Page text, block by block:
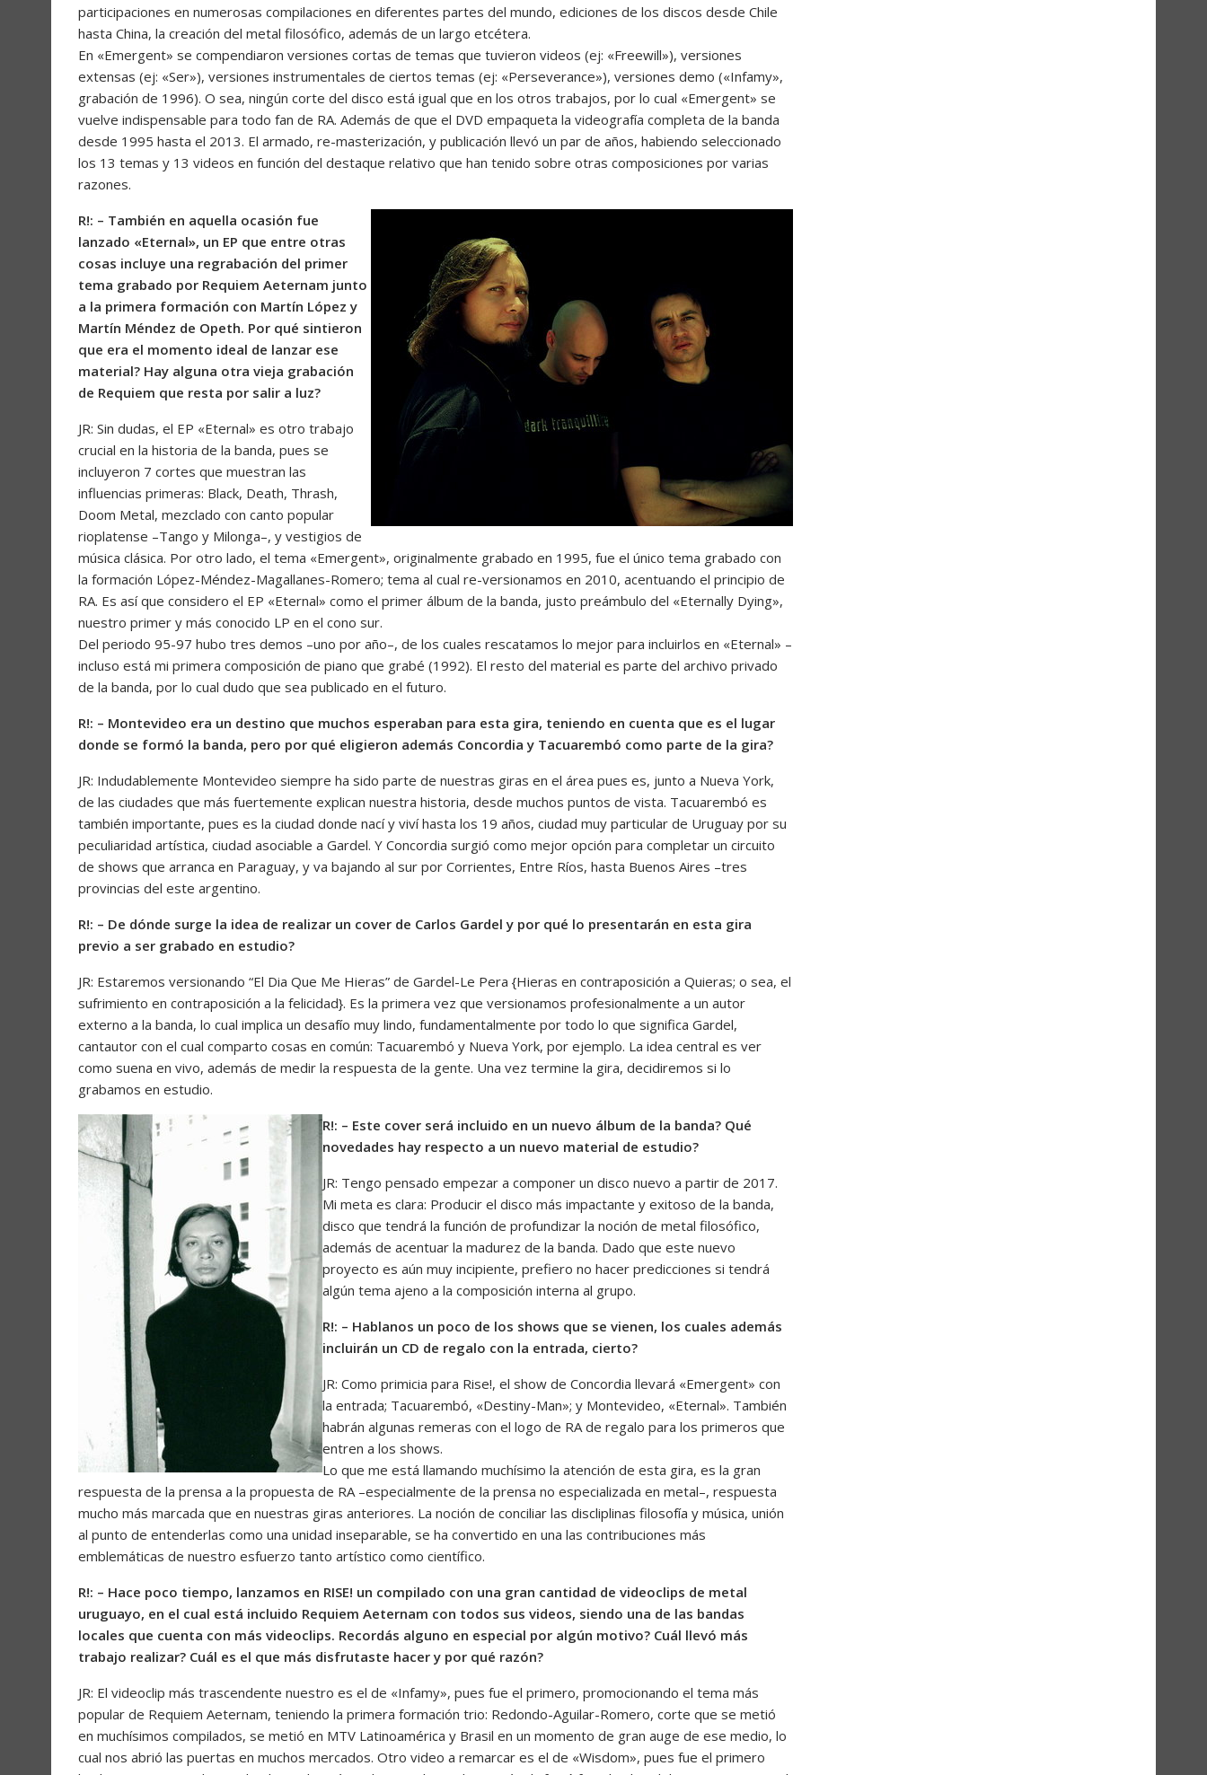
participaciones en numerosas compilaciones en diferentes partes del mundo, ediciones de los discos desde Chile
hasta China, la creación del metal filosófico, además de un largo etcétera.
En «Emergent» se compendiaron versiones cortas de temas que tuvieron videos (ej: «Freewill»), versiones
extensas (ej: «Ser»), versiones instrumentales de ciertos temas (ej: «Perseverance»), versiones demo («Infamy»,
grabación de 1996). O sea, ningún corte del disco está igual que en los otros trabajos, por lo cual «Emergent» se
vuelve indispensable para todo fan de RA. Además de que el DVD empaqueta la videografía completa de la banda
desde 1995 hasta el 2013. El armado, re-masterización, y publicación llevó un par de años, habiendo seleccionado
los 13 temas y 13 videos en función del destaque relativo que han tenido sobre otras composiciones por varias
razones.
R!: – También en aquella ocasión fue
lanzado «Eternal», un EP que entre otras
cosas incluye una regrabación del primer
tema grabado por Requiem Aeternam junto
a la primera formación con Martín López y
Martín Méndez de Opeth. Por qué sintieron
que era el momento ideal de lanzar ese
material? Hay alguna otra vieja grabación
de Requiem que resta por salir a luz?
JR: Sin dudas, el EP «Eternal» es otro trabajo
crucial en la historia de la banda, pues se
incluyeron 7 cortes que muestran las
influencias primeras: Black, Death, Thrash,
Doom Metal, mezclado con canto popular
rioplatense –Tango y Milonga–, y vestigios de
música clásica. Por otro lado, el tema «Emergent», originalmente grabado en 1995, fue el único tema grabado con
la formación López-Méndez-Magallanes-Romero; tema al cual re-versionamos en 2010, acentuando el principio de
RA. Es así que considero el EP «Eternal» como el primer álbum de la banda, justo preámbulo del «Eternally Dying»,
nuestro primer y más conocido LP en el cono sur.
Del periodo 95-97 hubo tres demos –uno por año–, de los cuales rescatamos lo mejor para incluirlos en «Eternal» –
incluso está mi primera composición de piano que grabé (1992). El resto del material es parte del archivo privado
de la banda, por lo cual dudo que sea publicado en el futuro.
R!: – Montevideo era un destino que muchos esperaban para esta gira, teniendo en cuenta que es el lugar
donde se formó la banda, pero por qué eligieron además Concordia y Tacuarembó como parte de la gira?
JR: Indudablemente Montevideo siempre ha sido parte de nuestras giras en el área pues es, junto a Nueva York,
de las ciudades que más fuertemente explican nuestra historia, desde muchos puntos de vista. Tacuarembó es
también importante, pues es la ciudad donde nací y viví hasta los 19 años, ciudad muy particular de Uruguay por su
peculiaridad artística, ciudad asociable a Gardel. Y Concordia surgió como mejor opción para completar un circuito
de shows que arranca en Paraguay, y va bajando al sur por Corrientes, Entre Ríos, hasta Buenos Aires –tres
provincias del este argentino.
R!: – De dónde surge la idea de realizar un cover de Carlos Gardel y por qué lo presentarán en esta gira
previo a ser grabado en estudio?
JR: Estaremos versionando “El Dia Que Me Hieras” de Gardel-Le Pera {Hieras en contraposición a Quieras; o sea, el
sufrimiento en contraposición a la felicidad}. Es la primera vez que versionamos profesionalmente a un autor
externo a la banda, lo cual implica un desafío muy lindo, fundamentalmente por todo lo que significa Gardel,
cantautor con el cual comparto cosas en común: Tacuarembó y Nueva York, por ejemplo. La idea central es ver
como suena en vivo, además de medir la respuesta de la gente. Una vez termine la gira, decidiremos si lo
grabamos en estudio.
R!: – Este cover será incluido en un nuevo álbum de la banda? Qué
novedades hay respecto a un nuevo material de estudio?
JR: Tengo pensado empezar a componer un disco nuevo a partir de 2017.
Mi meta es clara: Producir el disco más impactante y exitoso de la banda,
disco que tendrá la función de profundizar la noción de metal filosófico,
además de acentuar la madurez de la banda. Dado que este nuevo
proyecto es aún muy incipiente, prefiero no hacer predicciones si tendrá
algún tema ajeno a la composición interna al grupo.
R!: – Hablanos un poco de los shows que se vienen, los cuales además
incluirán un CD de regalo con la entrada, cierto?
JR: Como primicia para Rise!, el show de Concordia llevará «Emergent» con
la entrada; Tacuarembó, «Destiny-Man»; y Montevideo, «Eternal». También
habrán algunas remeras con el logo de RA de regalo para los primeros que
entren a los shows.
Lo que me está llamando muchísimo la atención de esta gira, es la gran
respuesta de la prensa a la propuesta de RA –especialmente de la prensa no especializada en metal–, respuesta
mucho más marcada que en nuestras giras anteriores. La noción de conciliar las discliplinas filosofía y música, unión
al punto de entenderlas como una unidad inseparable, se ha convertido en una las contribuciones más
emblemáticas de nuestro esfuerzo tanto artístico como científico.
R!: – Hace poco tiempo, lanzamos en RISE! un compilado con una gran cantidad de videoclips de metal
uruguayo, en el cual está incluido Requiem Aeternam con todos sus videos, siendo una de las bandas
locales que cuenta con más videoclips. Recordás alguno en especial por algún motivo? Cuál llevó más
trabajo realizar? Cuál es el que más disfrutaste hacer y por qué razón?
JR: El videoclip más trascendente nuestro es el de «Infamy», pues fue el primero, promocionando el tema más
popular de Requiem Aeternam, teniendo la primera formación trio: Redondo-Aguilar-Romero, corte que se metió
en muchísimos compilados, se metió en MTV Latinoamérica y Brasil en un momento de gran auge de ese medio, lo
cual nos abrió las puertas en muchos mercados. Otro video a remarcar es el de «Wisdom», pues fue el primero